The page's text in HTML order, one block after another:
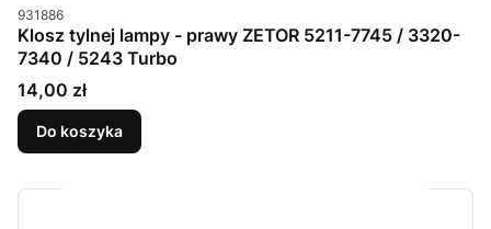
Kod produktu
931886
Klosz tylnej lampy - prawy ZETOR 5211-7745 / 3320-
7340 / 5243 Turbo
Cena
14,00 zł
Do koszyka